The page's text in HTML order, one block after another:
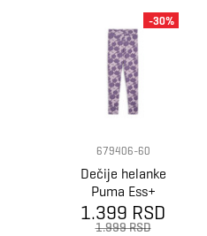
679406-60
Dečije helanke
Puma Ess+
Blossom Aop
Leggings G
1.399 RSD
1.999 RSD
-30%